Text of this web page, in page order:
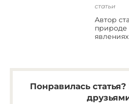
статьи
Автор
природе
Понравилась